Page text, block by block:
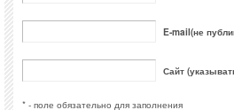
E-mail(не
Сайт
* - поле обязательно для заполнения